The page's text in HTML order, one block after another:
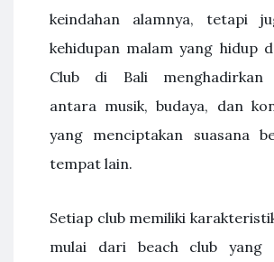
keindahan alamnya, tetapi
kehidupan malam yang hidup
Club di Bali menghadirkan
antara musik, budaya, dan
yang menciptakan suasana
tempat lain.
Setiap club memiliki
mulai dari beach club yang